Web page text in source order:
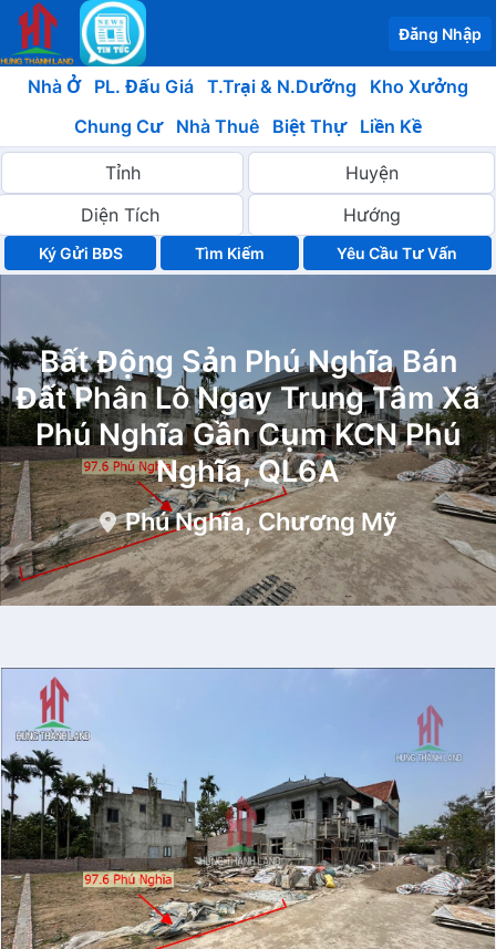
Đăng Nhập
Nhà Ở PL. Đấu Giá T.Trại & N.Dưỡng
Kho Xưởng
Chung Cư
Nhà Thuê Biệt Thự Liền Kề
Ký Gửi BĐS Yêu Cầu Tư Vấn
Bất Động Sản Phú Nghĩa Bán
Đất Phân Lô Ngay Trung Tâm Xã
Phú Nghĩa Gần Cụm KCN Phú
Nghĩa, QL6A
Phú Nghĩa, Chương Mỹ